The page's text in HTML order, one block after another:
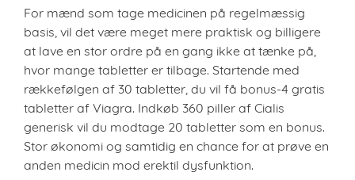
For mænd som tage medicinen på regelmæssig
basis, vil det være meget mere praktisk og billigere
at lave en stor ordre på en gang ikke at tænke på,
hvor mange tabletter er tilbage. Startende med
rækkefølgen af ​​30 tabletter, du vil få bonus-4 gratis
tabletter af Viagra. Indkøb 360 piller af Cialis
generisk vil du modtage 20 tabletter som en bonus.
Stor økonomi og samtidig en chance for at prøve en
anden medicin mod erektil dysfunktion.